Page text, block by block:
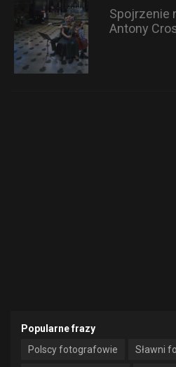
Spojrzenie
Antony
Popularne frazy
Polscy fotografowie
Sławni